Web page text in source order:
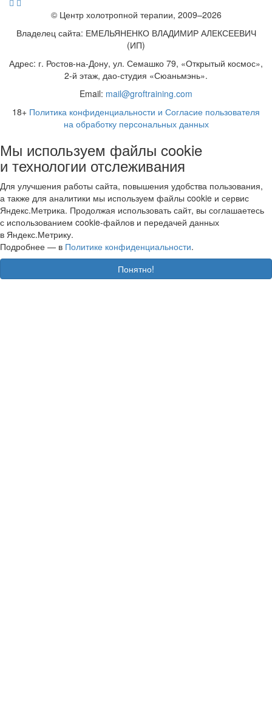
© Центр холотропной терапии, 2009–2026
Владелец сайта: ЕМЕЛЬЯНЕНКО ВЛАДИМИР АЛЕКСЕЕВИЧ
(ИП)
Адрес: г. Ростов-на-Дону, ул. Семашко 79, «Открытый космос»,
2-й этаж, дао-студия «Сюаньмэнь».
Email: mail@groftraining.com
18+ Политика конфиденциальности и Согласие пользователя
на обработку персональных данных
Мы используем файлы cookie
и технологии отслеживания
Для улучшения работы сайта, повышения удобства пользования,
а также для аналитики мы используем файлы cookie и сервис
Яндекс.Метрика. Продолжая использовать сайт, вы соглашаетесь
с использованием cookie-файлов и передачей данных
в Яндекс.Метрику.
Подробнее — в Политике конфиденциальности.
Понятно!